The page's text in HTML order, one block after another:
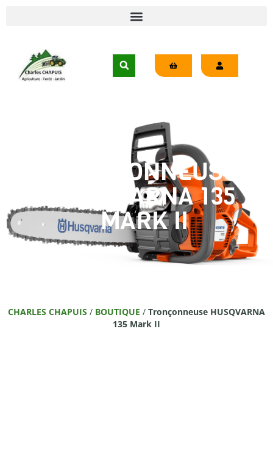
TRONÇONNEUSE
HUSQVARNA 135
MARK II
CHARLES CHAPUIS / BOUTIQUE / Tronçonneuse HUSQVARNA
135 Mark II